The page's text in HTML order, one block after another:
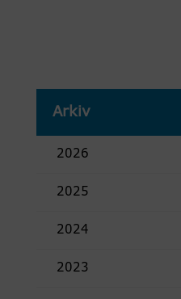
Arkiv
2026
2025
2024
2023